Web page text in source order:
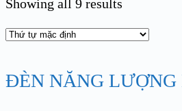
Showing all 9 results
ĐÈN NĂNG LƯỢNG